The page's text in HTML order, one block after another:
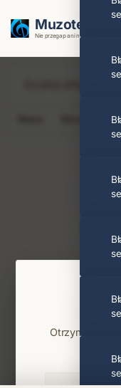
Muzoteka.pl
Nie przegap ani nuty dzięki
Najnowsze
Otrzymuj info